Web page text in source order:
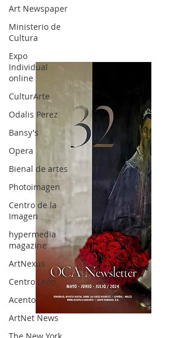
Art Newspaper
Ministerio de
Cultura
Expo
Individual
online
CulturArte
Odalis Perez
Bansy's
Opera
Bienal de artes
Photoimagen
Centro de la
Imagen
hypermedia
magazine
ArtNexus
Centro León
Acento
ArtNet News
OCA|News 32/ Mayo-Junio-Julio, 2023